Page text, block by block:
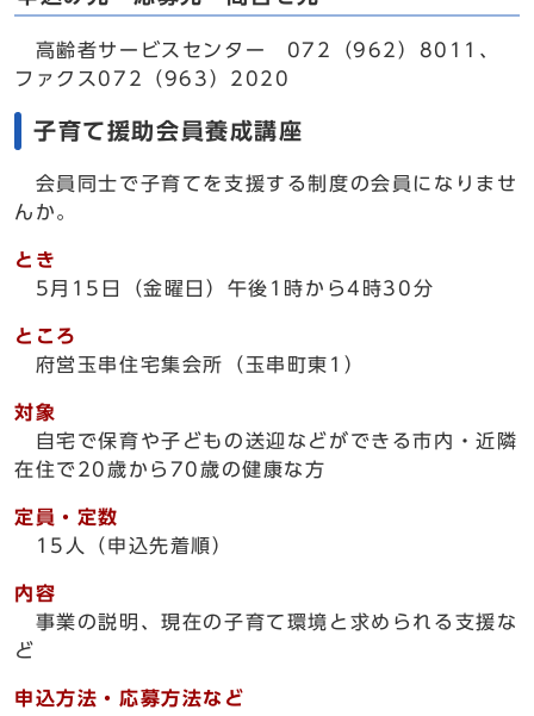
高齢者サービスセンター 072（962）8011、
ファクス072（963）2020
子育て援助会員養成講座
会員同士で子育てを支援する制度の会員になりませ
んか。
とき
5月15日（金曜日）午後1時から4時30分
ところ
府営玉串住宅集会所（玉串町東1）
対象
自宅で保育や子どもの送迎などができる市内・近隣
在住で20歳から70歳の健康な方
定員・定数
15人（申込先着順）
内容
事業の説明、現在の子育て環境と求められる支援な
ど
申込方法・応募方法など